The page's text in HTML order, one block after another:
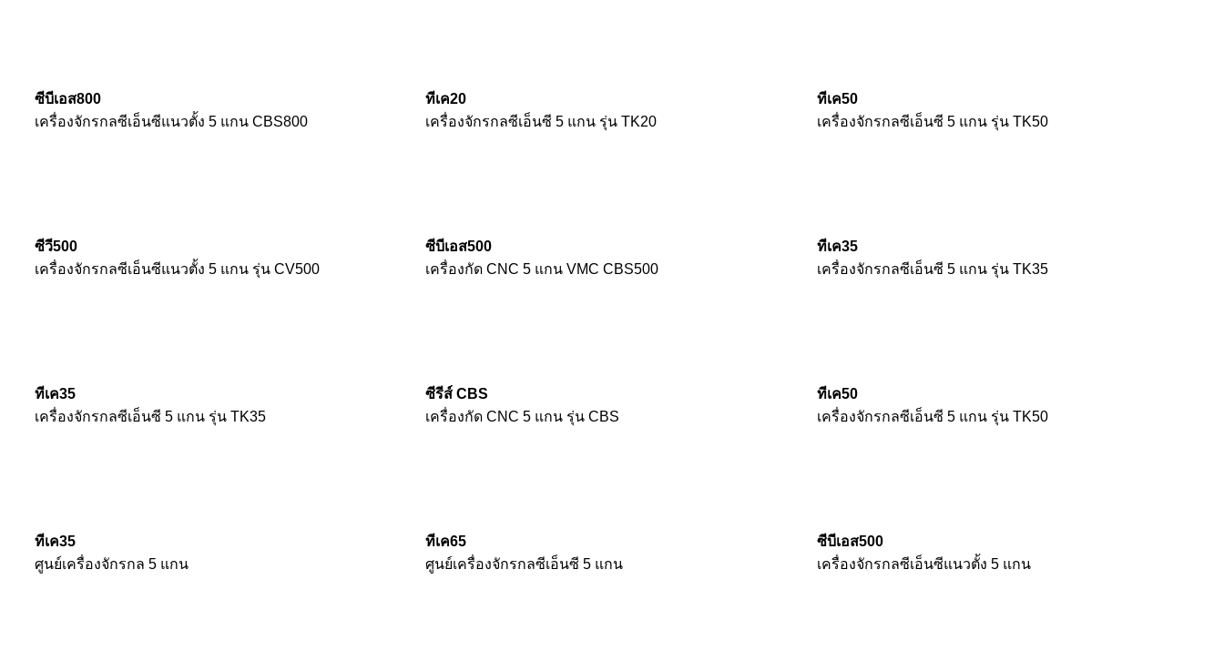
ซีบีเอส800
เครื่องจักรกลซีเอ็นซีแนวตั้ง 5 แกน CBS800
ทีเค20
เครื่องจักรกลซีเอ็นซี 5 แกน รุ่น TK20
ทีเค50
เครื่องจักรกลซีเอ็นซี 5 แกน รุ่น TK50
ซีวี500
เครื่องจักรกลซีเอ็นซีแนวตั้ง 5 แกน รุ่น CV500
ซีบีเอส500
เครื่องกัด CNC 5 แกน VMC CBS500
ทีเค35
เครื่องจักรกลซีเอ็นซี 5 แกน รุ่น TK35
ทีเค35
เครื่องจักรกลซีเอ็นซี 5 แกน รุ่น TK35
ซีรีส์ CBS
เครื่องกัด CNC 5 แกน รุ่น CBS
ทีเค50
เครื่องจักรกลซีเอ็นซี 5 แกน รุ่น TK50
ทีเค35
ศูนย์เครื่องจักรกล 5 แกน
ทีเค65
ศูนย์เครื่องจักรกลซีเอ็นซี 5 แกน
ซีบีเอส500
เครื่องจักรกลซีเอ็นซีแนวตั้ง 5 แกน